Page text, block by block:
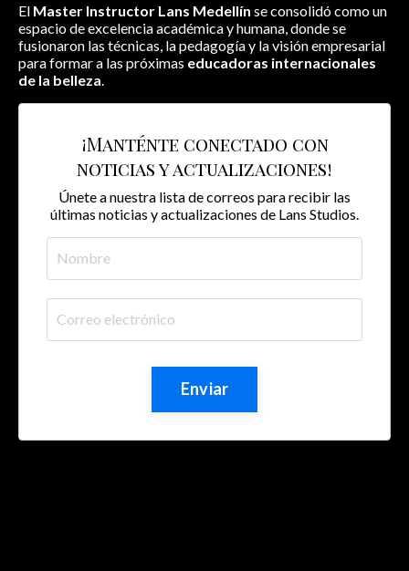
El Master Instructor Lans Medellín se consolidó como un
espacio de excelencia académica y humana, donde se
fusionaron las técnicas, la pedagogía y la visión empresarial
para formar a las próximas educadoras internacionales
de la belleza
¡Manténte conectado con
noticias y actualizaciones!
Únete a nuestra lista de correos para recibir las
últimas noticias y actualizaciones de Lans Studios.
Enviar